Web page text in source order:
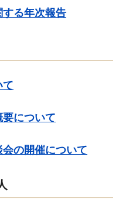
る年次報告
て
について
の開催について